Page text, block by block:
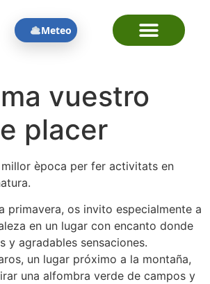
Meteo
vuestro
placer
primavera, os invito especialmente a
en un lugar con encanto donde
y agradables sensaciones.
un lugar próximo a la montaña,
una alfombra verde de campos y